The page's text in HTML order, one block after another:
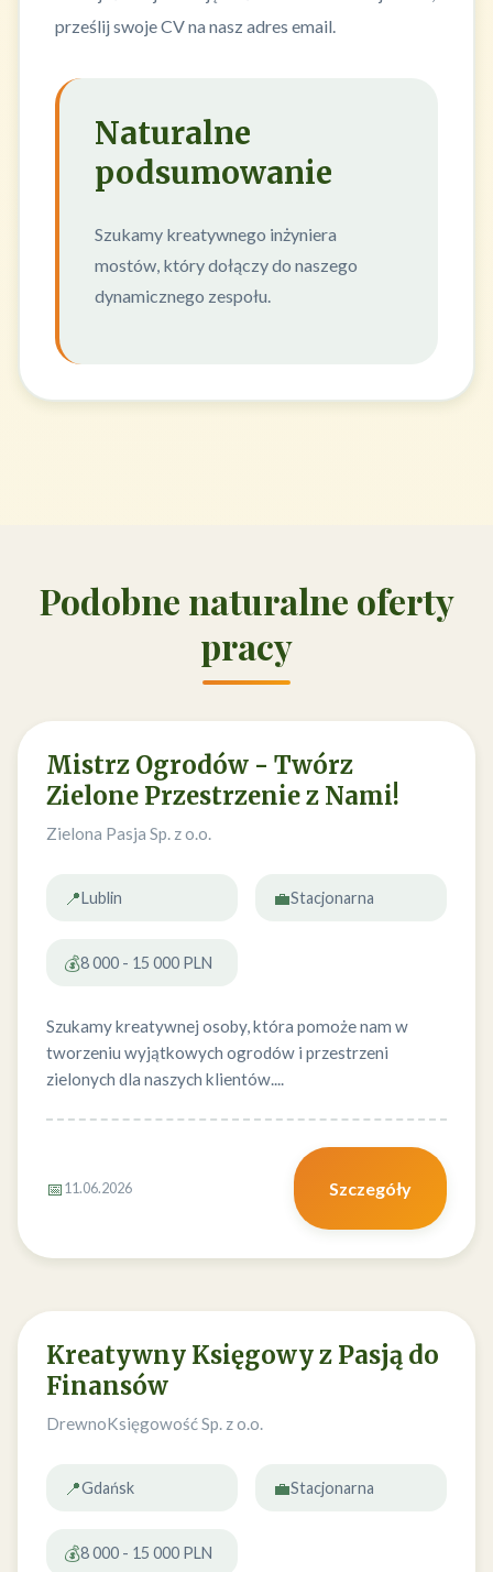
prześlij swoje CV na nasz adres email.
Naturalne
podsumowanie
Szukamy kreatywnego inżyniera
mostów, który dołączy do naszego
dynamicznego zespołu.
Podobne naturalne oferty
pracy
Mistrz Ogrodów - Twórz
Zielone Przestrzenie z Nami!
Zielona Pasja Sp. z o.o.
📍Lublin 💼Stacjonarna
💰8 000 - 15 000 PLN
Szukamy kreatywnej osoby, która pomoże nam w
tworzeniu wyjątkowych ogrodów i przestrzeni
zielonych dla naszych klientów....
📅11.06.2026 Szczegóły
Kreatywny Księgowy z Pasją do
Finansów
DrewnoKsięgowość Sp. z o.o.
📍Gdańsk 💼Stacjonarna
💰8 000 - 15 000 PLN